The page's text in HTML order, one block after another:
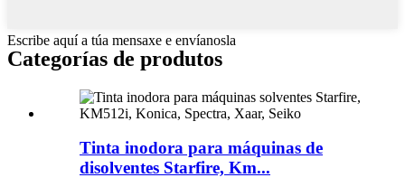
Escribe aquí a túa mensaxe e envíanosla
Categorías de produtos
Tinta inodora para máquinas de
disolventes Starfire, Km...